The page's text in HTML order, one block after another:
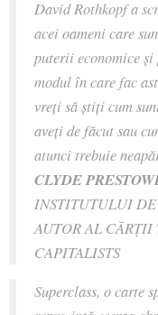
David Rothkopf a
acei oameni care
puterii economice
modul în care fac
vreţi să ştiţi cum
aveţi de făcut sau
atunci trebuie
CLYDE
INSTITUTULUI
AUTOR AL
CAPITALISTS
Superclass, o carte